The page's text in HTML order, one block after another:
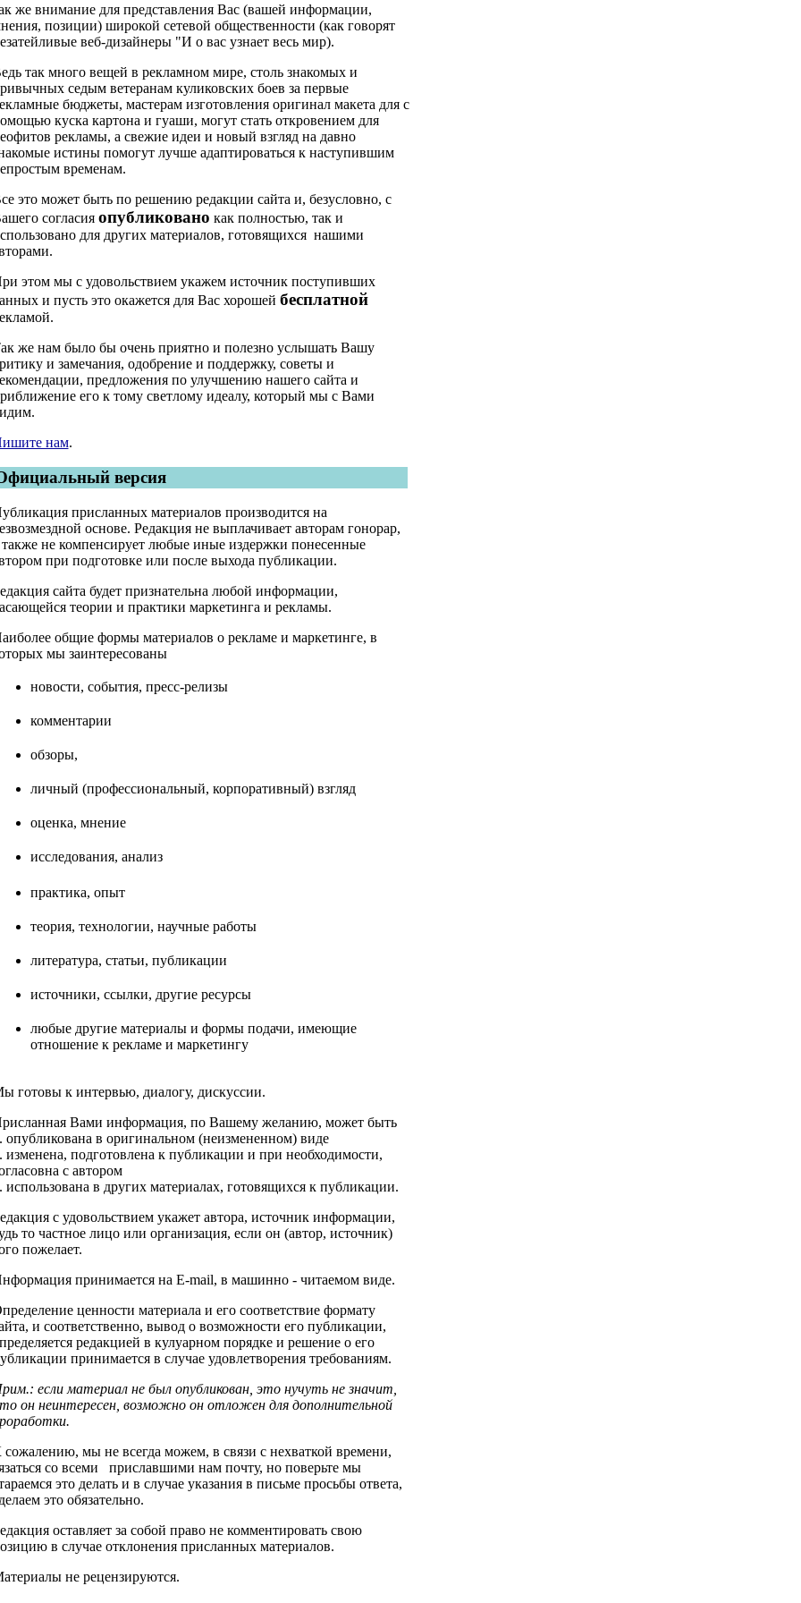
же внимание для представления Вас (вашей информации,
позиции) широкой сетевой общественности (как говорят
веб-дизайнеры "И о вас узнает весь мир).
так много вещей в рекламном мире, столь знакомых и
седым ветеранам куликовских боев за первые
бюджеты, мастерам изготовления оригинал макета для с
куска картона и гуаши, могут стать откровением для
рекламы, а свежие идеи и новый взгляд на давно
истины помогут лучше адаптироваться к наступившим
временам.
это может быть по решению редакции сайта и, безусловно, с
согласия опубликовано как полностью, так и
для других материалов, готовящихся нашими
этом мы с удовольствием укажем источник поступивших
и пусть это окажется для Вас хорошей бесплатной
же нам было бы очень приятно и полезно услышать Вашу
и замечания, одобрение и поддержку, советы и
предложения по улучшению нашего сайта и
его к тому светлому идеалу, который мы с Вами
нам.
версия
присланных материалов производится на
основе. Редакция не выплачивает авторам гонорар,
также не компенсирует любые иные издержки понесенные
при подготовке или после выхода публикации.
сайта будет признательна любой информации,
теории и практики маркетинга и рекламы.
общие формы материалов о рекламе и маркетинге, в
мы заинтересованы
новости, события, пресс-релизы
комментарии
обзоры,
личный (профессиональный, корпоративный) взгляд
оценка, мнение
исследования, анализ
практика, опыт
теория, технологии, научные работы
литература, статьи, публикации
источники, ссылки, другие ресурсы
любые другие материалы и формы подачи, имеющие
отношение к рекламе и маркетингу
готовы к интервью, диалогу, дискуссии.
Вами информация, по Вашему желанию, может быть
опубликована в оригинальном (неизмененном) виде
изменена, подготовлена к публикации и при необходимости,
с автором
использована в других материалах, готовящихся к публикации.
с удовольствием укажет автора, источник информации,
то частное лицо или организация, если он (автор, источник)
пожелает.
принимается на E-mail, в машинно - читаемом виде.
ценности материала и его соответствие формату
и соответственно, вывод о возможности его публикации,
редакцией в кулуарном порядке и решение о его
принимается в случае удовлетворения требованиям.
если материал не был опубликован, это нучуть не значит,
он неинтересен, возможно он отложен для дополнительной
сожалению, мы не всегда можем, в связи с нехваткой времени,
со всеми приславшими нам почту, но поверьте мы
это делать и в случае указания в письме просьбы ответа,
это обязательно.
оставляет за собой право не комментировать свою
в случае отклонения присланных материалов.
не рецензируются.